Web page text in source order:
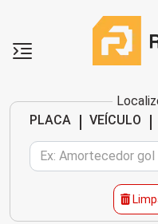
PLACA
| VEÍCULO |